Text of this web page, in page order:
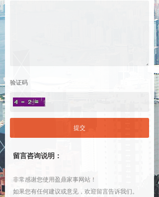
留言咨询说明：
非常感谢您使用盈鼎家事网站！
如果您有任何建议或意见，欢迎留言告诉我们。
验证码
提交